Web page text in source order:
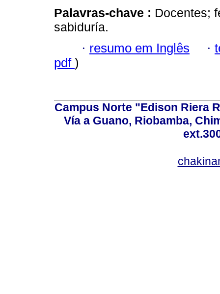
Palavras-chave : Docentes;
sabiduría.
· resumo em Inglês ·
pdf )
Campus Norte "Edison Riera
Vía a Guano, Riobamba,